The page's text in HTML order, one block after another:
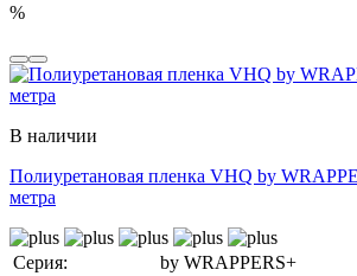
%
В наличии
Полиуретановая пленка VHQ by
метра
Серия:
by WRAPPERS+